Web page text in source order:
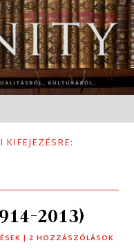
2013)
| 2 HOZZÁSZÓLÁSOK